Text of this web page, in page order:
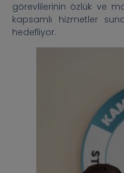
görevlilerinin özlük ve
kapsamlı hizmetler
hedefliyor.